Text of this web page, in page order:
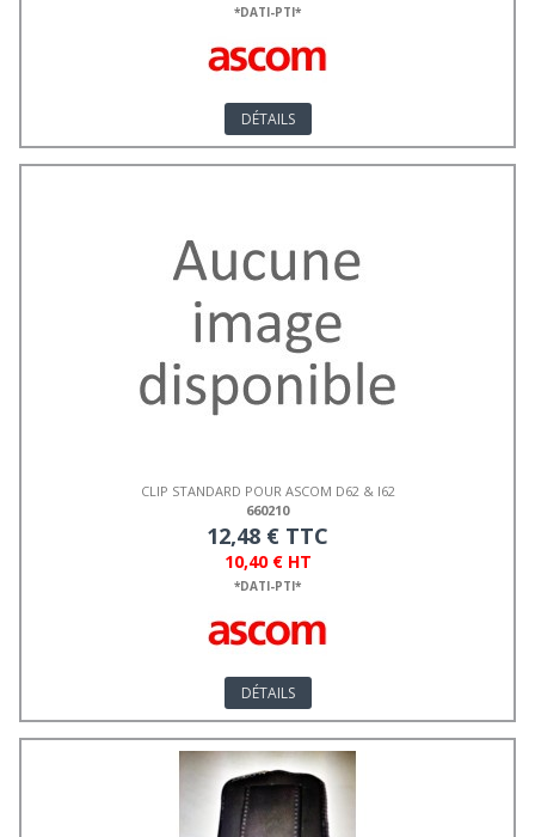
*DATI-PTI*
DÉTAILS
CLIP STANDARD POUR ASCOM D62 & I62
660210
12,48 € TTC
10,40 € HT
*DATI-PTI*
DÉTAILS